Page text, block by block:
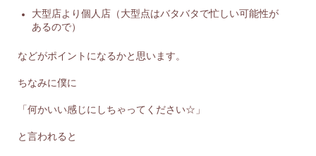
大型店より個人店（大型点はバタバタで忙しい可能性が
あるので）
などがポイントになるかと思います。
ちなみに僕に
「何かいい感じにしちゃってください☆」
と言われると